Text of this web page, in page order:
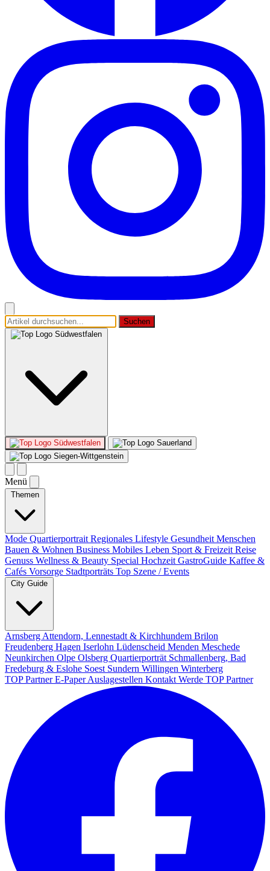
Suchen
Südwestfalen
Südwestfalen
Sauerland
Siegen-Wittgenstein
Menü
Themen
Mode Quartierportrait Regionales Lifestyle Gesundheit Menschen
Bauen & Wohnen Business Mobiles Leben Sport & Freizeit Reise
Genuss Wellness & Beauty Special Hochzeit GastroGuide Kaffee &
Cafés Vorsorge Stadtporträts Top Szene / Events
City Guide
Arnsberg Attendorn, Lennestadt & Kirchhundem Brilon
Freudenberg Hagen Iserlohn Lüdenscheid Menden Meschede
Neunkirchen Olpe Olsberg Quartierporträt Schmallenberg, Bad
Fredeburg & Eslohe Soest Sundern Willingen Winterberg
TOP PartnerE-PaperAuslagestellen Kontakt Werde TOP Partner